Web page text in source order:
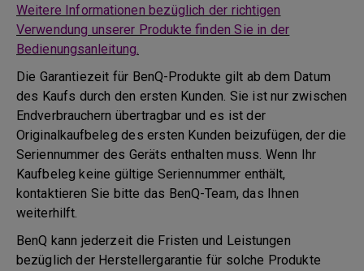
Weitere Informationen bezüglich der richtigen
Verwendung unserer Produkte finden Sie in der
Bedienungsanleitung.
Die Garantiezeit für BenQ-Produkte gilt ab dem Datum
des Kaufs durch den ersten Kunden. Sie ist nur zwischen
Endverbrauchern übertragbar und es ist der
Originalkaufbeleg des ersten Kunden beizufügen, der die
Seriennummer des Geräts enthalten muss. Wenn Ihr
Kaufbeleg keine gültige Seriennummer enthält,
kontaktieren Sie bitte das BenQ-Team, das Ihnen
weiterhilft.
BenQ kann jederzeit die Fristen und Leistungen
bezüglich der Herstellergarantie für solche Produkte